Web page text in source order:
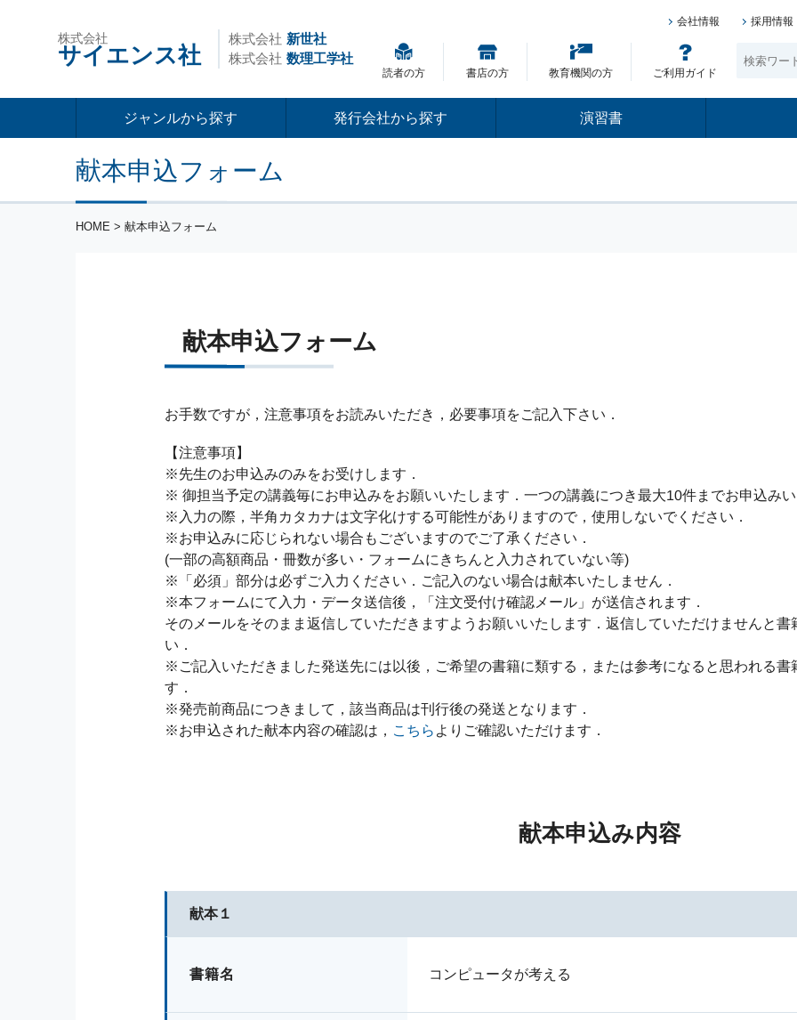
株式会社
サイエンス社
株式会社 新世社
株式会社 数理工学社
会社情報 採用情報
読者の方 書店の方 教育機関の方 ご利用ガイド
ジャンルから探す 発行会社から探す 演習書
献本申込フォーム
HOME > 献本申込フォーム
献本申込フォーム
お手数ですが，注意事項をお読みいただき，必要事項をご記入下さい．
【注意事項】
※先生のお申込みのみをお受けします．
※ 御担当予定の講義毎にお申込みをお願いいたします．一つの講義につき最大10件までお申込み
※入力の際，半角カタカナは文字化けする可能性がありますので，使用しないでください．
※お申込みに応じられない場合もございますのでご了承ください．
(一部の高額商品・冊数が多い・フォームにきちんと入力されていない等)
※「必須」部分は必ずご入力ください．ご記入のない場合は献本いたしません．
※本フォームにて入力・データ送信後，「注文受付け確認メール」が送信されます．
そのメールをそのまま返信していただきますようお願いいたします．返信していただけませんと
い．
※ご記入いただきました発送先には以後，ご希望の書籍に類する，または参考になると思われる
す．
※発売前商品につきまして，該当商品は刊行後の発送となります．
※お申込された献本内容の確認は， こちら よりご確認いただけます．
献本申込み内容
献本１
書籍名 コンピュータが考える